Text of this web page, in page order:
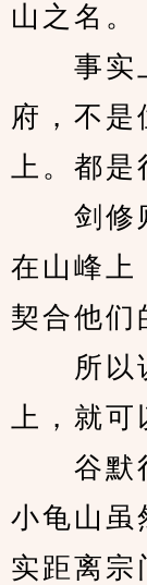
山之名。
事实上
府，不是
上。都是
剑修则
在山峰上
契合他们
所以说
上，就可
谷默很
小龟山虽
实距离宗